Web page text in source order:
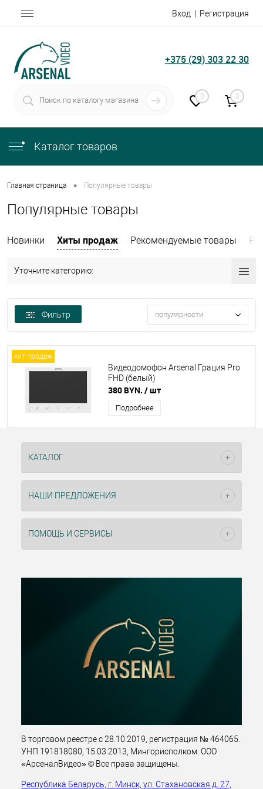
Вход Регистрация
+375 (29) 303 22 30
0 0
Каталог товаров
Главная страница • Популярные товары
Популярные товары
Новинки Хиты продаж Рекомендуемые товары
Уточните категорию:
Фильтр популярности
хит продаж
Видеодомофон Arsenal Грация Pro
FHD (белый)
380 BYN. / шт
Подробнее
КАТАЛОГ
НАШИ ПРЕДЛОЖЕНИЯ
ПОМОЩЬ И СЕРВИСЫ
В торговом реестре с 28.10.2019, регистрация № 464065.
УНП 191818080, 15.03.2013, Мингорисполком. ООО
«АрсеналВидео» © Все права защищены.
Республика Беларусь, г. Минск, ул. Стахановская д. 27,